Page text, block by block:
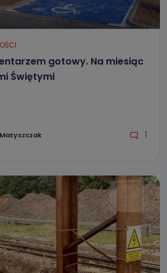
gotowy. Na miesiąc
Świętymi
1